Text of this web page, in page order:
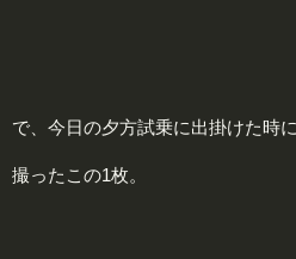
で、今日の夕方試乗に出掛けた時に
撮ったこの1枚。